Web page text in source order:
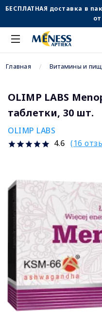
БЕСПЛАТНАЯ доставка в
Главная Витамины и
OLIMP LABS
таблетки, 30 шт.
OLIMP LABS
4.6 (16